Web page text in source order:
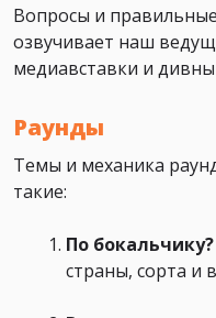
Вопросы и
озвучивает наш
медиавставки и
Раунды
Темы и механика
такие:
По бокальчику?
страны, сорта и